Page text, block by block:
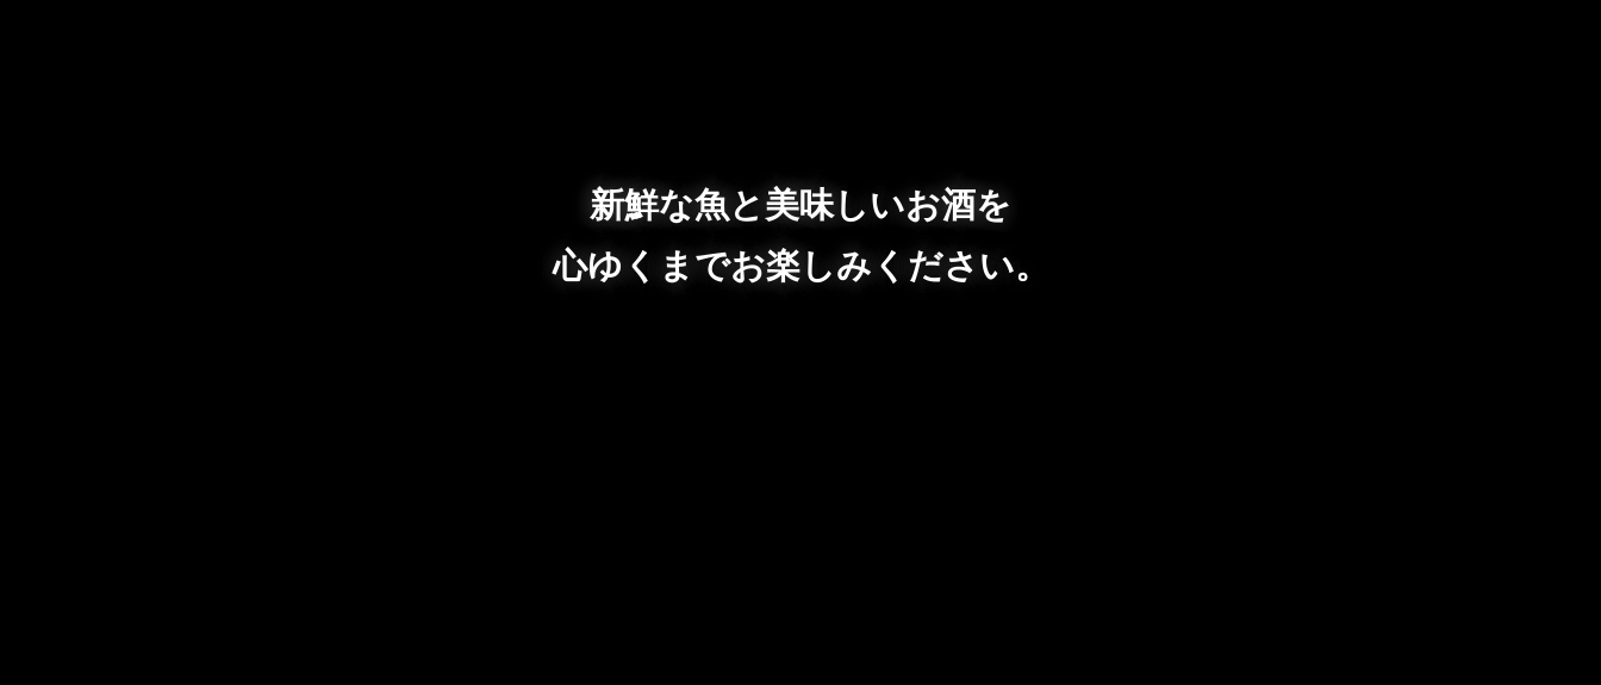
新鮮な魚と美味しいお酒を
心ゆくまでお楽しみください。